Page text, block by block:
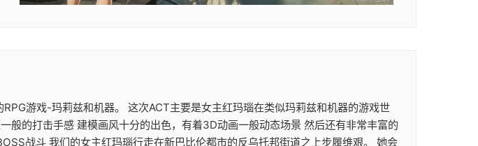
游戏-玛莉兹和机器。 这次ACT主要是女主红玛瑙在类似玛莉兹和机器的游戏世
般的打击手感 建模画风十分的出色，有着3D动画一般动态场景 然后还有非常丰富的
战斗 我们的女主红玛瑙行走在新巴比伦都市的反乌托邦街道之上步履维艰。 她会